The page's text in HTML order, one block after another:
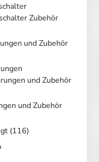
Zubehör
und Zubehör
und Zubehör
und Zubehör
(116)